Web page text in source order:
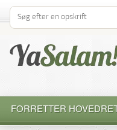
Søg efter opskrift
FORRETTER